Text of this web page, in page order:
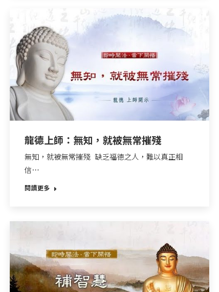
龍德上師：無知，就被無常摧殘
無知，就被無常摧殘 缺乏福德之人，難以真正相
信…
閱讀更多